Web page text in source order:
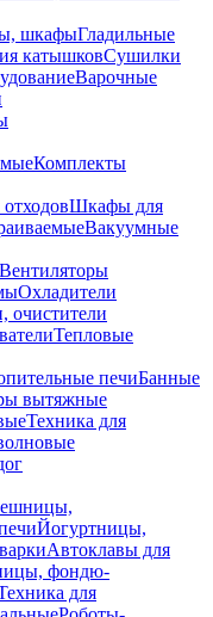
шкафыГладильные
катышковСушилки
Варочные
Комплекты
Шкафы для
Вакуумные
Вентиляторы
Охладители
очистители
Тепловые
печиБанные
вытяжные
Техника для
Йогуртницы,
Автоклавы для
фондю-
для